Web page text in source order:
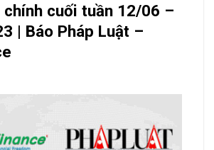
chính cuối tuần 12/06 –
| Báo Pháp Luật –